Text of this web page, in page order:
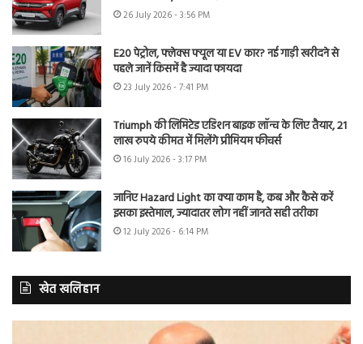
26 July 2026 - 3:56 PM
E20 पेट्रोल, फ्लेक्स फ्यूल या EV कार? नई गाड़ी खरीदने से
पहले जानें किसमें है ज्यादा फायदा
23 July 2026 - 7:41 PM
Triumph की लिमिटेड एडिशन बाइक लॉन्च के लिए तैयार, 21
लाख रुपये कीमत में मिलेंगे प्रीमियम फीचर्स
16 July 2026 - 3:17 PM
जानिए Hazard Light का क्या काम है, कब और कैसे करें
इसका इस्तेमाल, ज्यादातर लोग नहीं जानते सही तरीका
12 July 2026 - 6:14 PM
खेत खलिहान